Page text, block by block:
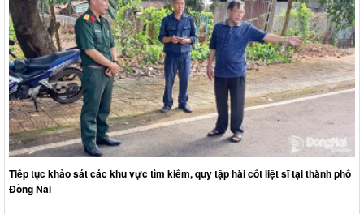
Tiếp tục khảo sát các khu vực tìm kiếm, quy tập hài cốt liệt sĩ tại thành phố
Đồng Nai